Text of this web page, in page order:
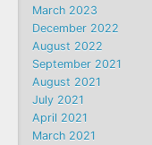
March 2023
December 2022
August 2022
September 2021
August 2021
July 2021
April 2021
March 2021